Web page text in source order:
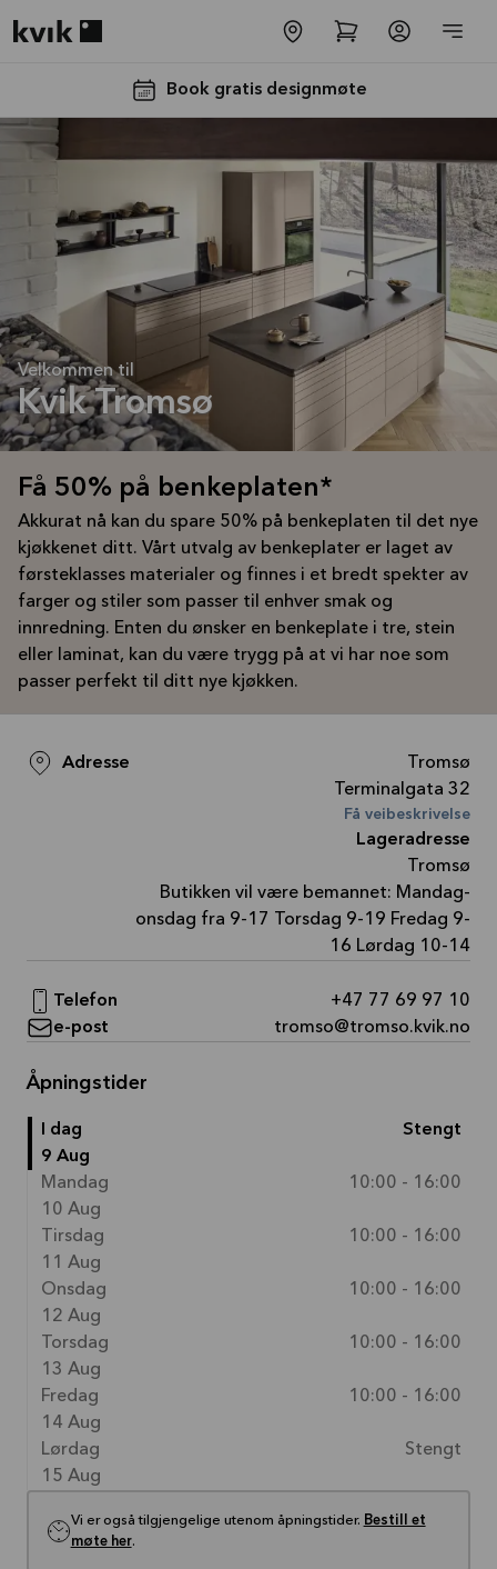
Book gratis designmøte
Få 50% på
benkeplaten*
Tilbudet er gyldig til
16.08.2026
Se mer
Velkommen til
Kvik Tromsø
Få 50% på benkeplaten*
Akkurat nå kan du spare 50% på benkeplaten til det nye
kjøkkenet ditt. Vårt utvalg av benkeplater er laget av
førsteklasses materialer og finnes i et bredt spekter av
farger og stiler som passer til enhver smak og
innredning. Enten du ønsker en benkeplate i tre, stein
eller laminat, kan du være trygg på at vi har noe som
passer perfekt til ditt nye kjøkken.
Adresse
Tromsø
Terminalgata 32
Få veibeskrivelse
Lageradresse
Tromsø
Butikken vil være bemannet: Mandag-
onsdag fra 9-17 Torsdag 9-19 Fredag 9-
16 Lørdag 10-14
Telefon
+47 77 69 97 10
e-post
tromso@tromso.kvik.no
Åpningstider
I dag
9 Aug
Stengt
Mandag
10 Aug
10:00 - 16:00
Tirsdag
11 Aug
10:00 - 16:00
Onsdag
12 Aug
10:00 - 16:00
Torsdag
13 Aug
10:00 - 16:00
Fredag
14 Aug
10:00 - 16:00
Lørdag
15 Aug
Stengt
Vi er også tilgjengelige utenom åpningstider. Bestill et
møte her.